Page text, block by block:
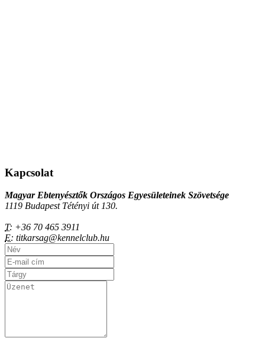
Kapcsolat
Magyar Ebtenyésztők Országos Egyesületeinek Szövetsége
1119 Budapest Tétényi út 130.
T: +36 70 465 3911
E: titkarsag@kennelclub.hu